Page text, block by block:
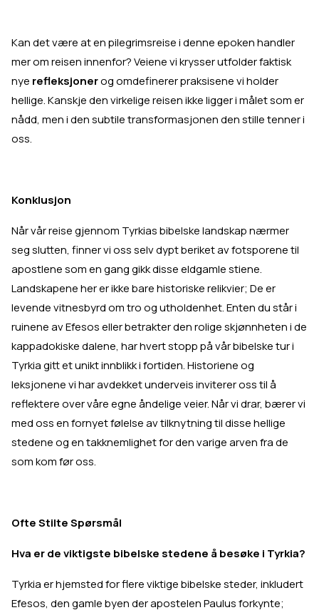
Kan det være at en pilegrimsreise i denne epoken handler
mer om reisen innenfor? Veiene vi krysser utfolder faktisk
nye refleksjonerog omdefinerer praksisene vi holder
hellige. Kanskje den virkelige reisen ikke ligger i målet som er
nådd, men i den subtile transformasjonen den stille tenner i
oss.
Konklusjon
Når vår reise gjennom Tyrkias bibelske landskap nærmer
seg slutten, finner vi oss selv dypt beriket av fotsporene til
apostlene som en gang gikk disse eldgamle stiene.
Landskapene her er ikke bare historiske relikvier; De er
levende vitnesbyrd om tro og utholdenhet. Enten du står i
ruinene av Efesos eller betrakter den rolige skjønnheten i de
kappadokiske dalene, har hvert stopp på vår bibelske tur i
Tyrkia gitt et unikt innblikk i fortiden. Historiene og
leksjonene vi har avdekket underveis inviterer oss til å
reflektere over våre egne åndelige veier. Når vi drar, bærer vi
med oss en fornyet følelse av tilknytning til disse hellige
stedene og en takknemlighet for den varige arven fra de
som kom før oss.
Ofte Stilte Spørsmål
Hva er de viktigste bibelske stedene å besøke i Tyrkia?
Tyrkia er hjemsted for flere viktige bibelske steder, inkludert
Efesos, den gamle byen der apostelen Paulus forkynte;